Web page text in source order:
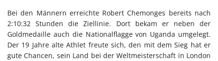
Bei den Männern erreichte Robert Chemonges bereits nach
2:10:32 Stunden die Ziellinie. Dort bekam er neben der
Goldmedaille auch die Nationalflagge von Uganda umgelegt.
Der 19 Jahre alte Athlet freute sich, den mit dem Sieg hat er
gute Chancen, sein Land bei der Weltmeisterschaft in London